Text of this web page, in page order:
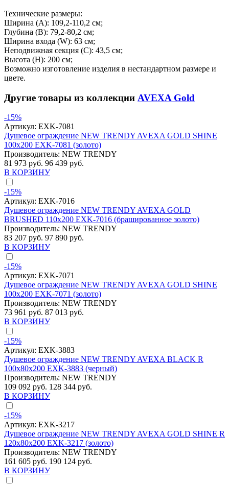
Технические размеры:
Ширина (A): 109,2-110,2 см;
Глубина (B): 79,2-80,2 см;
Ширина входа (W): 63 см;
Неподвижная секция (С): 43,5 см;
Высота (H): 200 см;
Возможно изготовление изделия в нестандартном размере и
цвете.
Другие товары из коллекции AVEXA Gold
-15%
Артикул: EXK-7081
Душевое ограждение NEW TRENDY AVEXA GOLD SHINE
100x200 EXK-7081 (золото)
Производитель: NEW TRENDY
81 973 руб. 96 439 руб.
В КОРЗИНУ
-15%
Артикул: EXK-7016
Душевое ограждение NEW TRENDY AVEXA GOLD
BRUSHED 110x200 EXK-7016 (брашированное золото)
Производитель: NEW TRENDY
83 207 руб. 97 890 руб.
В КОРЗИНУ
-15%
Артикул: EXK-7071
Душевое ограждение NEW TRENDY AVEXA GOLD SHINE
100x200 EXK-7071 (золото)
Производитель: NEW TRENDY
73 961 руб. 87 013 руб.
В КОРЗИНУ
-15%
Артикул: EXK-3883
Душевое ограждение NEW TRENDY AVEXA BLACK R
100x80x200 EXK-3883 (черный)
Производитель: NEW TRENDY
109 092 руб. 128 344 руб.
В КОРЗИНУ
-15%
Артикул: EXK-3217
Душевое ограждение NEW TRENDY AVEXA GOLD SHINE R
120x80x200 EXK-3217 (золото)
Производитель: NEW TRENDY
161 605 руб. 190 124 руб.
В КОРЗИНУ